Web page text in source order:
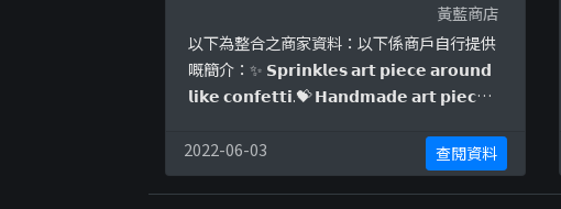
黃藍商店
以下為整合之商家資料：以下係商戶自行提供
嘅簡介：✨ 𝗦𝗽𝗿𝗶𝗻𝗸𝗹𝗲𝘀 𝗮𝗿𝘁 𝗽𝗶𝗲𝗰𝗲 𝗮𝗿𝗼𝘂𝗻𝗱
𝗹𝗶𝗸𝗲 𝗰𝗼𝗻𝗳𝗲𝘁𝘁𝗶.💝 𝗛𝗮𝗻𝗱𝗺𝗮𝗱𝗲 𝗮𝗿𝘁 𝗽𝗶𝗲𝗰𝗲𝘀
2022-06-03
查閱資料